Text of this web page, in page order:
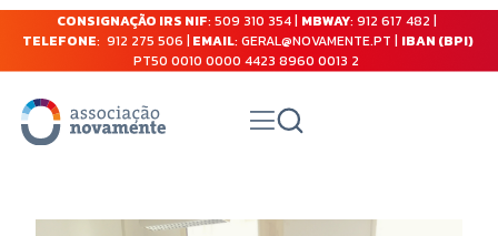
CONSIGNAÇÃO IRS NIF: 509 310 354 | MBWAY: 912 617 482 |
TELEFONE: 912 275 506 | EMAIL: GERAL@NOVAMENTE.PT | IBAN (BPI)
PT50 0010 0000 4423 8960 0013 2